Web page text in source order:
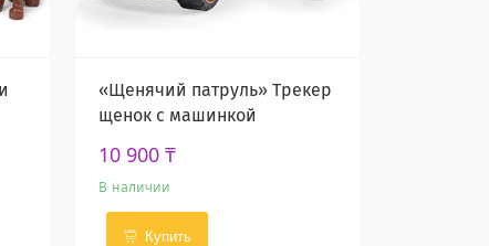
«Щенячий патруль» Трекер
щенок с машинкой
10 900 ₸
В наличии
Купить